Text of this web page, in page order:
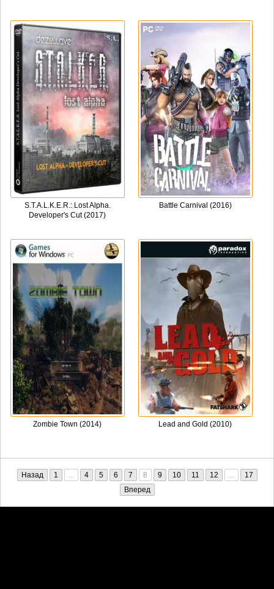
S.T.A.L.K.E.R.: Lost Alpha.
Developer's Cut (2017)
Battle Carnival (2016)
Zombie Town (2014) Lead and Gold (2010)
Назад 1 ... 4 5 6 7 8 9 10 11 12 ...
17
Вперед